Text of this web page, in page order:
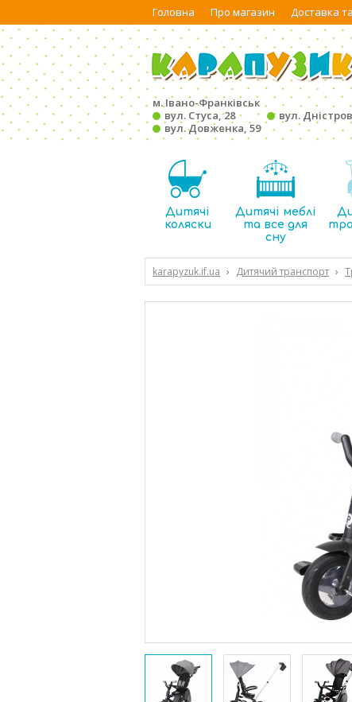
Головна Про магазин Доставка
м. Івано-Франківськ
вул. Стуса, 28
вул.
вул. Довженка, 59
Дитячі
коляски
Дитячі меблі
та все для
сну
karapyzuk.if.ua › Дитячий транспорт ›